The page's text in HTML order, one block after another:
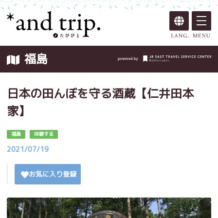
福島
日本の田んぼを守る酒蔵【仁井田本
家】
福島 体験する
2021/07/19
お気に入り登録